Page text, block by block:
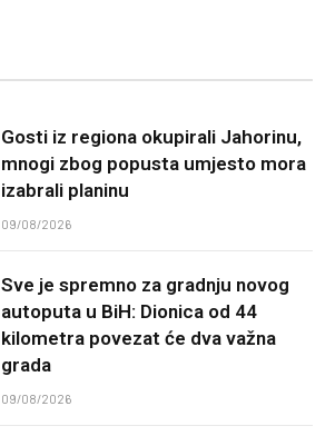
Gosti iz regiona okupirali Jahorinu,
mnogi zbog popusta umjesto mora
izabrali planinu
09/08/2026
Sve je spremno za gradnju novog
autoputa u BiH: Dionica od 44
kilometra povezat će dva važna
grada
09/08/2026